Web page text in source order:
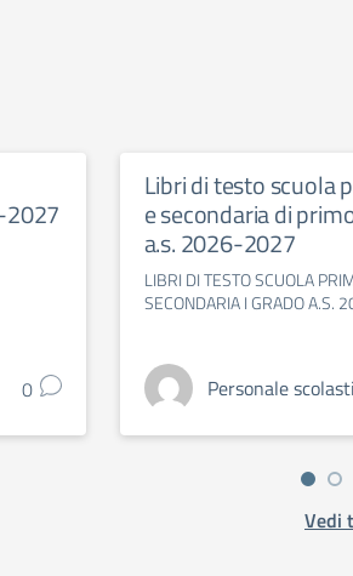
2027
0
Libri di testo scuola
e secondaria di
a.s. 2026-2027
LIBRI DI TESTO SCUOLA
SECONDARIA I GRADO A.S.
Personale
Vedi